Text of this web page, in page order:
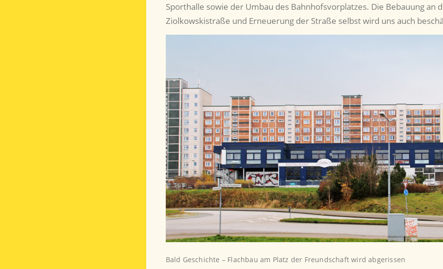
Sporthalle sowie der Umbau des Bahnhofsvorplatzes. Die Bebauung an
Ziolkowskistraße und Erneuerung der Straße selbst wird uns auch
Bald Geschichte – Flachbau am Platz der Freundschaft wird abgerissen